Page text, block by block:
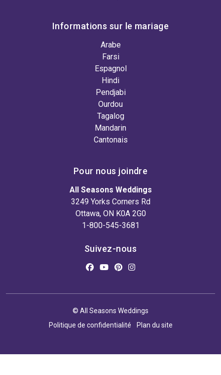
Informations sur le mariage
Arabe
Farsi
Espagnol
Hindi
Pendjabi
Ourdou
Tagalog
Mandarin
Cantonais
Pour nous joindre
All Seasons Weddings
3249 Yorks Corners Rd
Ottawa, ON K0A 2G0
1-800-545-3681
Suivez-nous
© All Seasons Weddings
Politique de confidentialité
Plan du site